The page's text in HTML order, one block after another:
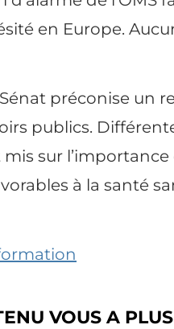
en Europe.
préconise un
publics.
mis sur
à la santé
VOUS A